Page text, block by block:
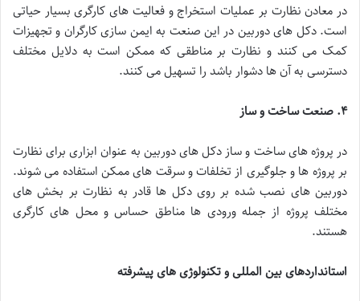
در معادن نظارت بر عملیات استخراج و فعالیت های کارگری بسیار حیاتی
است. دکل های دوربین در این صنعت به ایمن سازی کارگران و تجهیزات
کمک می کنند و نظارت بر مناطقی که ممکن است به دلایل مختلف
دسترسی به آن ها دشوار باشد را تسهیل می کنند.
۴. صنعت ساخت و ساز
در پروژه های ساخت و ساز دکل های دوربین به عنوان ابزاری برای نظارت
بر پروژه ها و جلوگیری از تخلفات و سرقت های ممکن استفاده می شوند.
دوربین های نصب شده بر روی دکل ها قادر به نظارت بر بخش های
مختلف پروژه از جمله ورودی ها مناطق حساس و محل های کارگری
هستند.
استانداردهای بین المللی و تکنولوژی های پیشرفته